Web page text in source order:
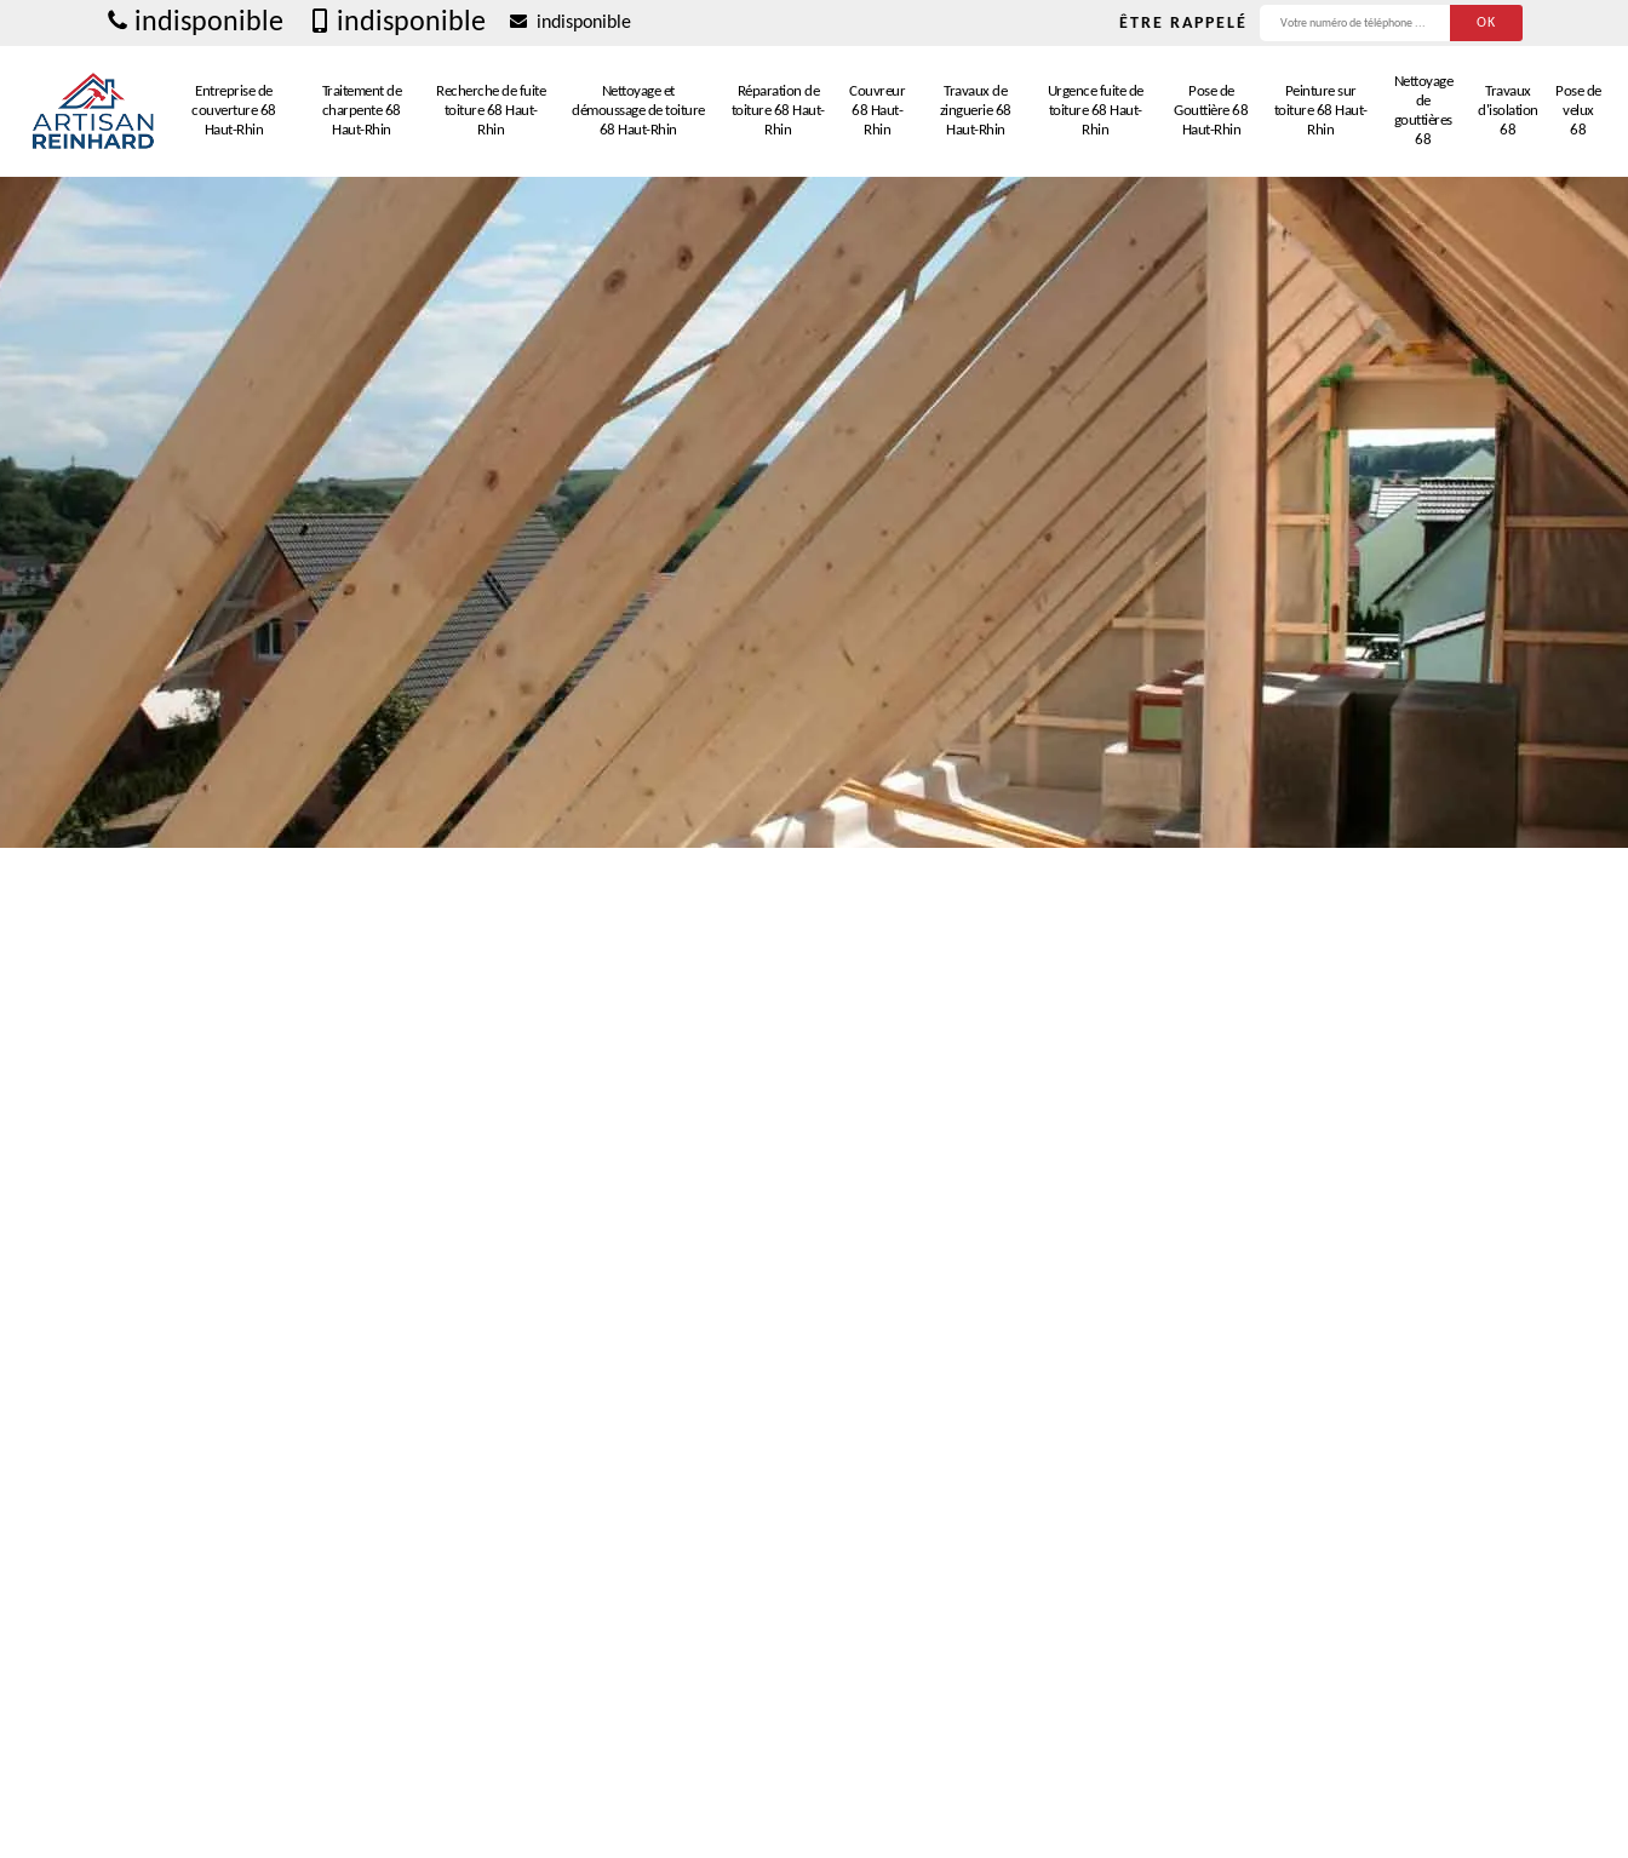
indisponible indisponible indisponible ÊTRE RAPPELÉ
Entreprise de
couverture 68
Haut-Rhin
Traitement de
charpente 68
Haut-Rhin
Recherche de fuite
toiture 68 Haut-
Rhin
Nettoyage et
démoussage de toiture
68 Haut-Rhin
Réparation de
toiture 68 Haut-
Rhin
Couvreur
68 Haut-
Rhin
Travaux de
zinguerie 68
Haut-Rhin
Urgence fuite de
toiture 68 Haut-
Rhin
Pose de
Gouttière 68
Haut-Rhin
Peinture sur
toiture 68 Haut-
Rhin
Nettoyage
de
gouttières
68
Travaux
d'isolation
68
Pose de
velux
68